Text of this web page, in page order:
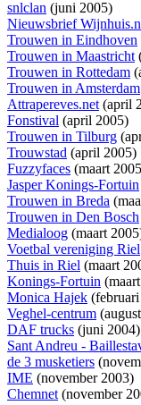
snlclan (juni 2005)
Nieuwsbrief
Trouwen in Eindhoven
Trouwen in Maastricht
Trouwen in Rottedam
Trouwen in Amsterdam
Attrapereves.net(april
Fonstival (april 2005)
Trouwen in Tilburg
Trouwstad (april 2005)
Fuzzyfaces (maart
Jasper Konings-Fortuin
Trouwen in Breda
Trouwen in Den Bosch
Medialoog (maart
Voetbal vereniging Riel
Thuis in Riel (maart
Konings-Fortuin
Monica Hajek
Veghel-centrum
DAF trucks (juni 2004)
Sant Andreu -
de 3 musketiers
IME (november 2003)
Chemnet(november